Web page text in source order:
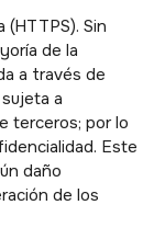
Sin
de la
a través de
a
terceros; por lo
Este
daño
de los